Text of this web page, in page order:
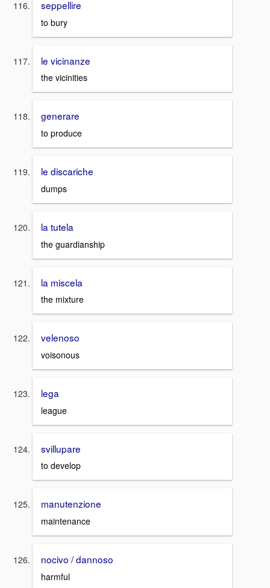
seppellire
to bury
le vicinanze
the vicinities
generare
to produce
le discariche
dumps
la tutela
the guardianship
la miscela
the mixture
velenoso
voisonous
lega
league
svillupare
to develop
manutenzione
maintenance
nocivo / dannoso
harmful